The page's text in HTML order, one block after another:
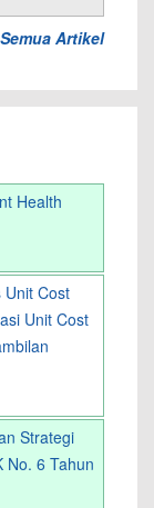
Semua Artikel
Health
Unit Cost
Unit Cost
Strategi
No. 6 Tahun